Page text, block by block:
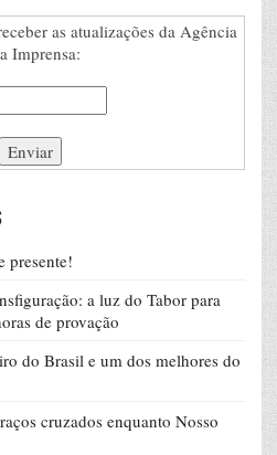
as atualizações da Agência
Imprensa:
presente!
a luz do Tabor para
de provação
do Brasil e um dos melhores do
cruzados enquanto Nosso